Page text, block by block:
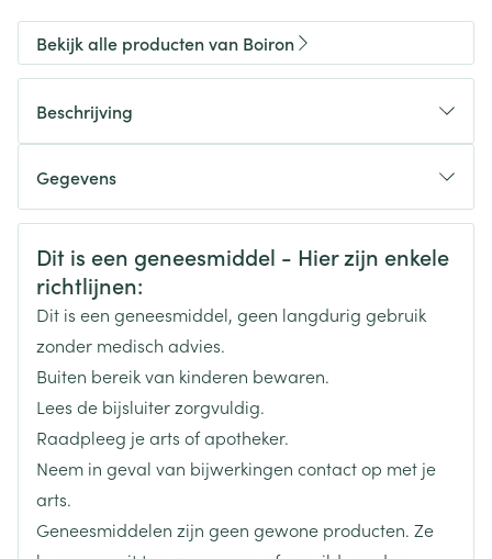
Bekijk alle producten van Boiron
Beschrijving
Gegevens
CNK
3504859
Organisaties
Merken Boiron
Breedte 17 mm
Lengte 66 mm
Diepte 15 mm
Veiligheidsinformatie
Dit is een geneesmiddel - Hier zijn enkele
richtlijnen:
Dit is een geneesmiddel, geen langdurig gebruik
zonder medisch advies.
Buiten bereik van kinderen bewaren.
Lees de bijsluiter zorgvuldig.
Raadpleeg je arts of apotheker.
Neem in geval van bijwerkingen contact op met je
arts.
Geneesmiddelen zijn geen gewone producten. Ze